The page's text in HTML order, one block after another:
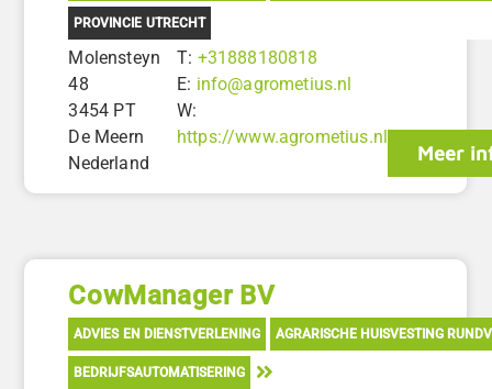
PROVINCIE UTRECHT
Molensteyn
48
3454 PT
De Meern
Nederland
T: +31888180818
E: info@agrometius.nl
W:
https://www.agrometius.nl
Meer
CowManager BV
ADVIES EN DIENSTVERLENING AGRARISCHE HUISVESTING
BEDRIJFSAUTOMATISERING